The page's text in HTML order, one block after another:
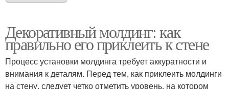
Декоративный молдинг: как
правильно его приклеить к стене
Процесс установки молдинга требует аккуратности и
внимания к деталям. Перед тем, как приклеить молдинги
на стену, следует четко отметить уровень, на котором